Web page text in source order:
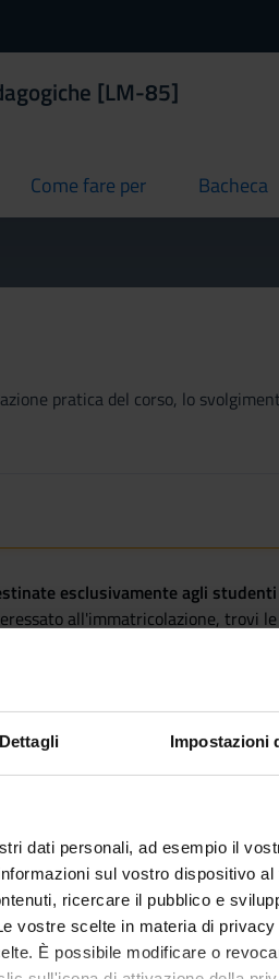
Dettagli Impostazioni
dati personali, ad esempio il
sul vostro dispositivo
ricercare il pubblico e
vostre scelte in materia di
È possibile modificare o
[LM-85]
Come fare per
current Bacheca
current
pratica del corso, lo
esclusivamente agli
all'immatricolazione, trovi